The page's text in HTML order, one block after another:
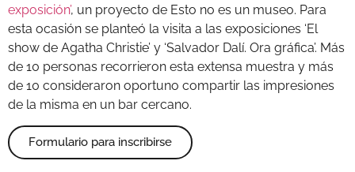
exposición’, un proyecto de Esto no es un museo. Para
esta ocasión se planteó la visita a las exposiciones ‘El
show de Agatha Christie’ y ‘Salvador Dalí. Ora gráfica’. Más
de 10 personas recorrieron esta extensa muestra y más
de 10 consideraron oportuno compartir las impresiones
de la misma en un bar cercano.
Formulario para inscribirse